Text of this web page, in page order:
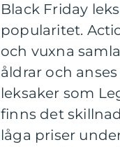
Black Friday
popularitet.
och vuxna
åldrar och
leksaker som
finns det
låga priser